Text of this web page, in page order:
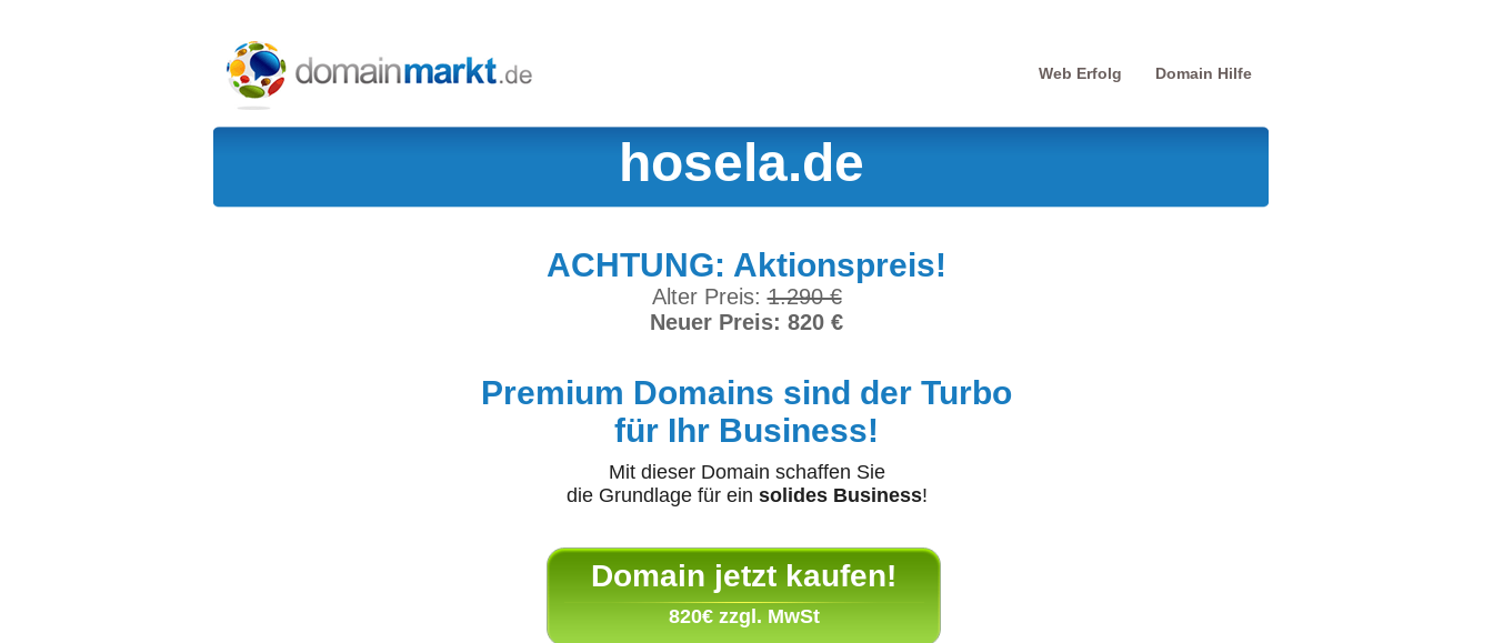
Web Erfolg Domain Hilfe
hosela.de
ACHTUNG: Aktionspreis!
Alter Preis:1.290 €
Neuer Preis: 820 €
Premium Domains sind der Turbo
für Ihr Business!
Mit dieser Domain schaffen Sie
die Grundlage für ein solides Business!
Domain jetzt kaufen!
820€ zzgl. MwSt